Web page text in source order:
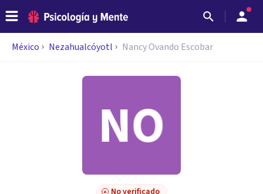
México Nezahualcóyotl Nancy Ovando Escobar
No verificado